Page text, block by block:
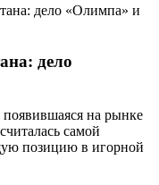
дело «Олимпа» и
дело
на рынке
самой
позицию в игорной